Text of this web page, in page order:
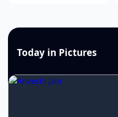
Today in Pictures